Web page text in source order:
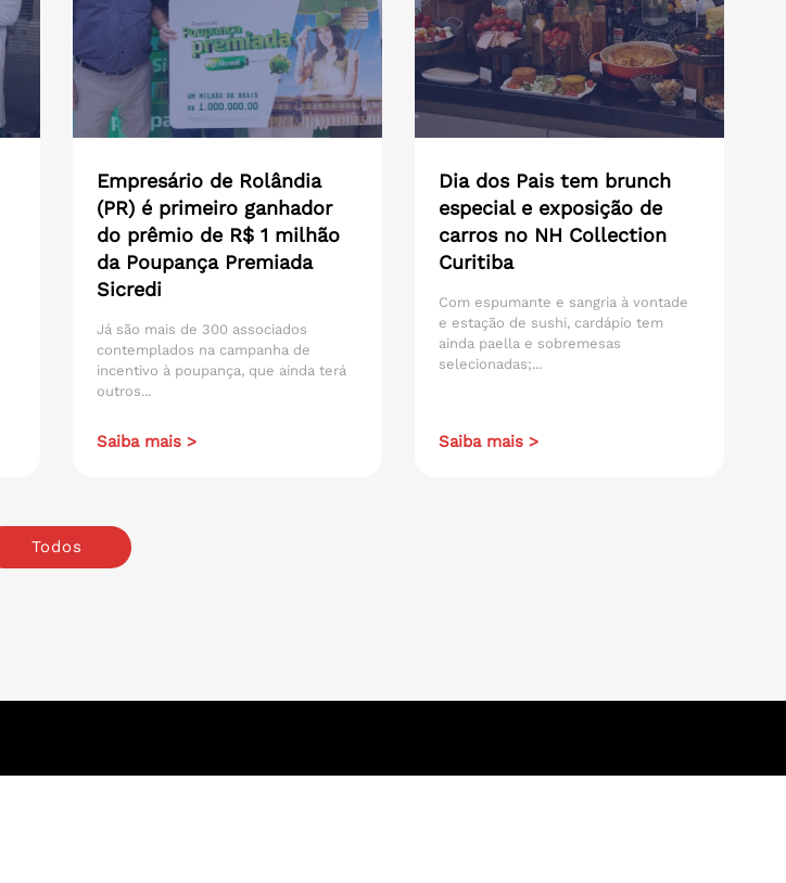
Empresário de Rolândia
(PR) é primeiro ganhador
do prêmio de R$ 1 milhão
da Poupança Premiada
Sicredi
Já são mais de 300 associados
contemplados na campanha de
incentivo à poupança, que ainda terá
outros...
Saiba mais >
Dia dos Pais tem brunch
especial e exposição de
carros no NH Collection
Curitiba
Com espumante e sangria à vontade
e estação de sushi, cardápio tem
ainda paella e sobremesas
selecionadas;...
Saiba mais >
Todos